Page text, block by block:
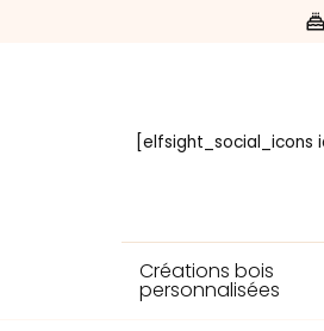
[elfsight_social_icons
Créations bois
personnalisées